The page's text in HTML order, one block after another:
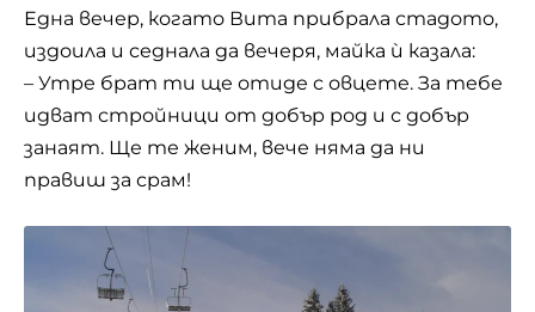
Една вечер, когато Вита прибрала стадото,
издоила и седнала да вечеря, майка ѝ казала:
– Утре брат ти ще отиде с овцете. За тебе
идват стройници от добър род и с добър
занаят. Ще те женим, вече няма да ни
правиш за срам!